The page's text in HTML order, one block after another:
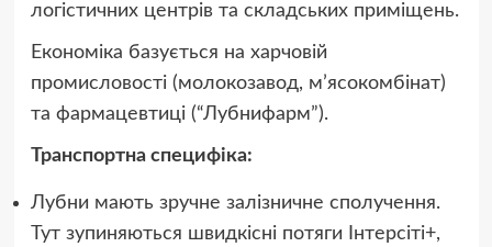
логістичних центрів та складських приміщень.
Економіка базується на харчовій
промисловості (молокозавод, м’ясокомбінат)
та фармацевтиці (“Лубнифарм”).
Транспортна специфіка:
Лубни мають зручне залізничне сполучення.
Тут зупиняються швидкісні потяги Інтерсіті+,